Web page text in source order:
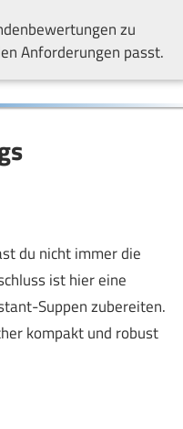
zu
Anforderungen passt.
du nicht immer die
ist hier eine
Suppen zubereiten.
kompakt und robust